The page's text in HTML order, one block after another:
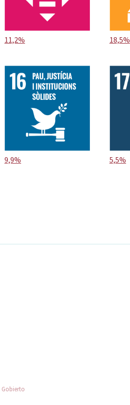
11,2% 18,5%
9,9% 5,5%
Gobierto